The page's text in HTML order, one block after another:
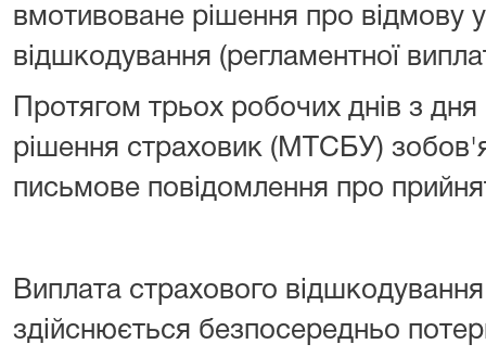
вмотивоване рішення про відмову у
відшкодування (регламентної
Протягом трьох робочих днів з дня
рішення страховик (МТСБУ)
письмове повідомлення про
Виплата страхового
здійснюється безпосередньо